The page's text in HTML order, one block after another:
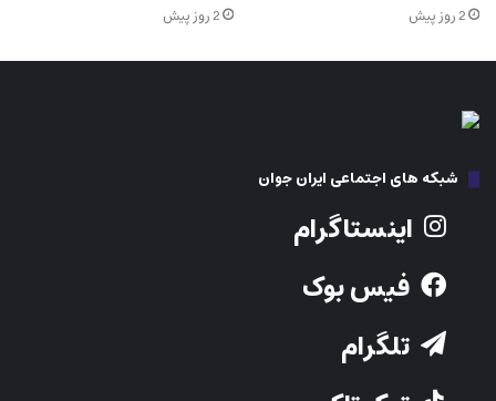
2 روز پیش 2 روز پیش
شبکه های اجتماعی ایران جوان
اینستاگرام
فیس بوک
تلگرام